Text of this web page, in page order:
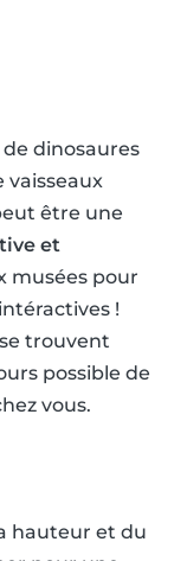
dinosaures
vaisseaux
être une
et
musées pour
!
trouvent
possible de
vous.
hauteur et du